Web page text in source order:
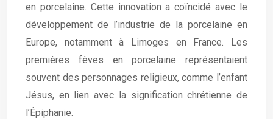
en porcelaine. Cette innovation a coïncidé avec le
développement de l’industrie de la porcelaine en
Europe, notamment à Limoges en France. Les
premières fèves en porcelaine représentaient
souvent des personnages religieux, comme l’enfant
Jésus, en lien avec la signification chrétienne de
l’Épiphanie.